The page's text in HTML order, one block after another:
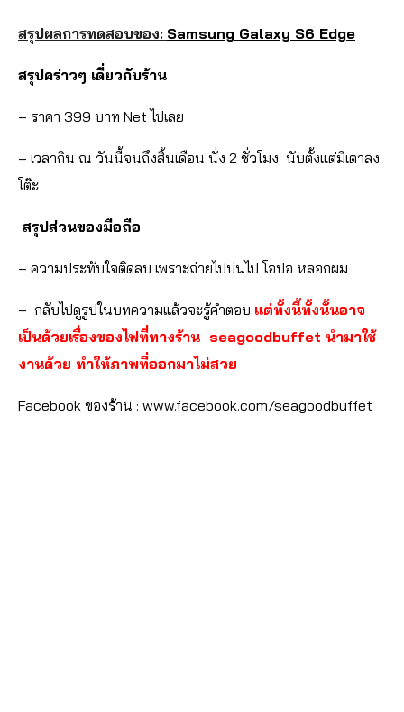
สรุปผลการทดสอบของ: Samsung Galaxy S6 Edge
สรุปคร่าวๆ เดี่ยวกับร้าน
– ราคา 399 บาท Net ไปเลย
– เวลากิน ณ วันนี้จนถึงสิ้นเดือน นั่ง 2 ชั่วโมง นับตั้งแต่มีเตาลง
โต๊ะ
สรุปส่วนของมือถือ
– ความประทับใจติดลบ เพราะถ่ายไปบ่นไป โอปอ หลอกผม
– กลับไปดูรูปในบทความแล้วจะรู้คำตอบ แต่ทั้งนี้ทั้งนั้นอาจ
เป็นด้วยเรื่องของไฟที่ทางร้าน seagoodbuffet นำมาใช้
งานด้วย ทำให้ภาพที่ออกมาไม่สวย
Facebook ของร้าน : www.facebook.com/seagoodbuffet